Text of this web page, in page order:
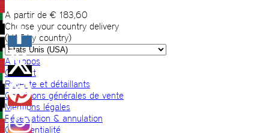
A partir de € 183,60
Choose your country delivery
(VAT by country)
A propos
Contact
Revente et détaillants
Conditions générales de vente
Mentions légales
Réservation & annulation
Confidentialité